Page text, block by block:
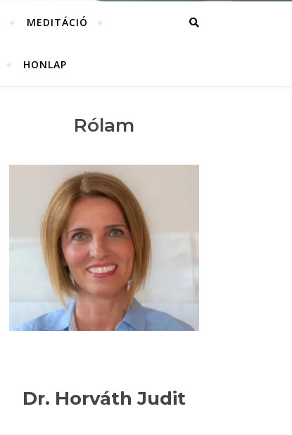
MEDITÁCIÓ
HONLAP
Rólam
Dr. Horváth Judit